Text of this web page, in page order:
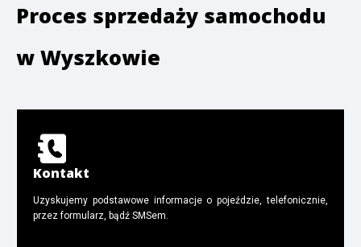
Proces sprzedaży samochodu
w Wyszkowie
Kontakt
Uzyskujemy podstawowe informacje o pojeździe, telefonicznie,
przez formularz, bądź SMSem.